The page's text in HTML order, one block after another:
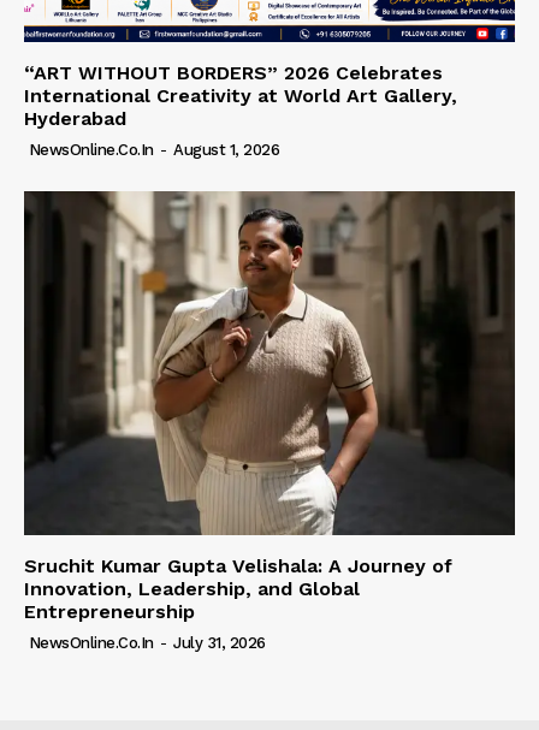
“ART WITHOUT BORDERS” 2026 Celebrates
International Creativity at World Art Gallery,
Hyderabad
NewsOnline.co.in - August 1, 2026
Sruchit Kumar Gupta Velishala: A Journey of
Innovation, Leadership, and Global
Entrepreneurship
NewsOnline.co.in - July 31, 2026